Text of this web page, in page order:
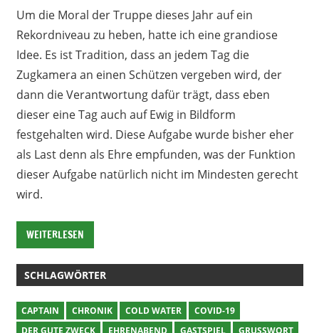
Um die Moral der Truppe dieses Jahr auf ein
Rekordniveau zu heben, hatte ich eine grandiose
Idee. Es ist Tradition, dass an jedem Tag die
Zugkamera an einen Schützen vergeben wird, der
dann die Verantwortung dafür trägt, dass eben
dieser eine Tag auch auf Ewig in Bildform
festgehalten wird. Diese Aufgabe wurde bisher eher
als Last denn als Ehre empfunden, was der Funktion
dieser Aufgabe natürlich nicht im Mindesten gerecht
wird.
WEITERLESEN
SCHLAGWÖRTER
CAPTAIN CHRONIK COLD WATER
COVID-19
DER GUTE ZWECK
EHRENABEND GASTSPIEL
GRUSSWORT